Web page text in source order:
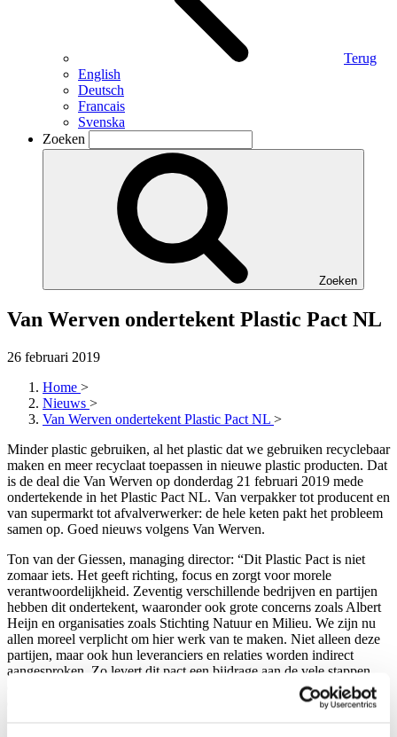
Terug
English
Deutsch
Francais
Svenska
Zoeken
Zoeken
Van Werven ondertekent Plastic Pact NL
26 februari 2019
Home >
Nieuws >
Van Werven ondertekent Plastic Pact NL >
Minder plastic gebruiken, al het plastic dat we gebruiken recyclebaar
maken en meer recyclaat toepassen in nieuwe plastic producten. Dat
is de deal die Van Werven op donderdag 21 februari 2019 mede
ondertekende in het Plastic Pact NL. Van verpakker tot producent en
van supermarkt tot afvalverwerker: de hele keten pakt het probleem
samen op. Goed nieuws volgens Van Werven.
Ton van der Giessen, managing director: “Dit Plastic Pact is niet
zomaar iets. Het geeft richting, focus en zorgt voor morele
verantwoordelijkheid. Zeventig verschillende bedrijven en partijen
hebben dit ondertekent, waaronder ook grote concerns zoals Albert
Heijn en organisaties zoals Stichting Natuur en Milieu. We zijn nu
allen moreel verplicht om hier werk van te maken. Niet alleen deze
partijen, maar ook hun leveranciers en relaties worden indirect
aangesproken. Zo levert dit pact een bijdrage aan de vele stappen
die nodig zijn om het ultieme doel te bereiken, namelijk géén
eenmalig gebruik meer van plastic dat nieuw op de markt wordt